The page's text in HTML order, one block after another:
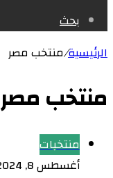
بحث
الرئيسية/منتخب مصر
منتخب مصر
منتخبات
أغسطس 8, 2024